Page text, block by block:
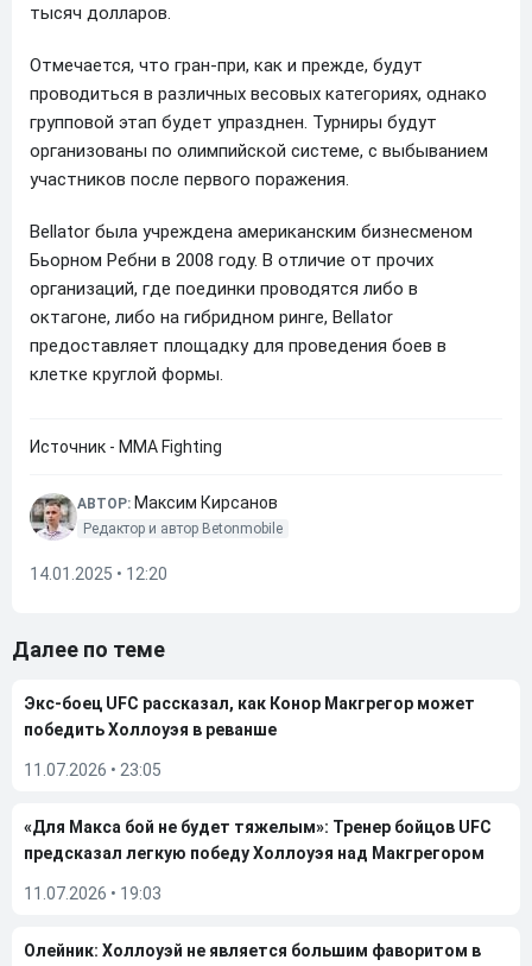
тысяч долларов.
Отмечается, что гран-при, как и прежде, будут
проводиться в различных весовых категориях, однако
групповой этап будет упразднен. Турниры будут
организованы по олимпийской системе, с выбыванием
участников после первого поражения.
Bellator была учреждена американским бизнесменом
Бьорном Ребни в 2008 году. В отличие от прочих
организаций, где поединки проводятся либо в
октагоне, либо на гибридном ринге, Bellator
предоставляет площадку для проведения боев в
клетке круглой формы.
Источник - MMA Fighting
АВТОР: Максим Кирсанов
Редактор и автор Betonmobile
14.01.2025 • 12:20
Далее по теме
Экс-боец UFC рассказал, как Конор Макгрегор может
победить Холлоуэя в реванше
11.07.2026 • 23:05
«Для Макса бой не будет тяжелым»: Тренер бойцов UFC
предсказал легкую победу Холлоуэя над Макгрегором
11.07.2026 • 19:03
Олейник: Холлоуэй не является большим фаворитом в